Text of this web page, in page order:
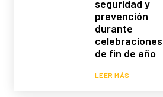
seguridad y
prevención
durante
celebraciones
de fin de año
LEER MÁS